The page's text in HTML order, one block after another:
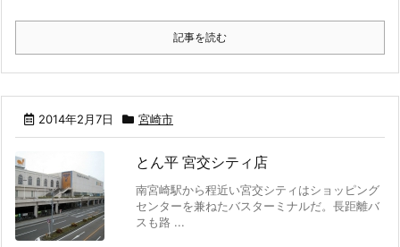
記事を読む
2014年2月7日 宮崎市
とん平 宮交シティ店
南宮崎駅から程近い宮交シティはショッピング
センターを兼ねたバスターミナルだ。長距離バ
スも路 ...